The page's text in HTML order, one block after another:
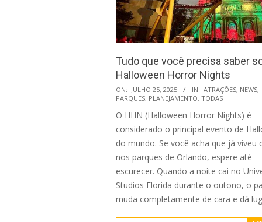
Tudo que você precisa saber
Halloween Horror Nights
2025-
07-
25
ON: JULHO 25, 2025 IN: ATRAÇÕES, NEWS,
PARQUES, PLANEJAMENTO, TODAS
O HHN (Halloween Horror Nights) é
considerado o principal evento de
do mundo. Se você acha que já viveu
nos parques de Orlando, espere até
escurecer. Quando a noite cai no
Studios Florida durante o outono, o
muda completamente de cara e dá